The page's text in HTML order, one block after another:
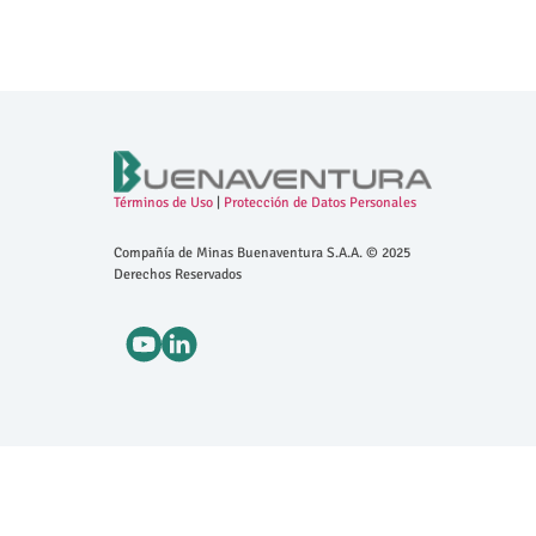
Términos de Uso| Protección de Datos Personales
Compañía de Minas Buenaventura S.A.A. © 2025
Derechos Reservados